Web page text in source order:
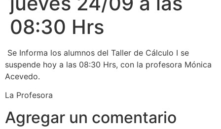
08:30 Hrs
Se Informa los alumnos del Taller de Cálculo I se
suspende hoy a las 08:30 Hrs, con la profesora Mónica
Acevedo.
La Profesora
Agregar un comentario